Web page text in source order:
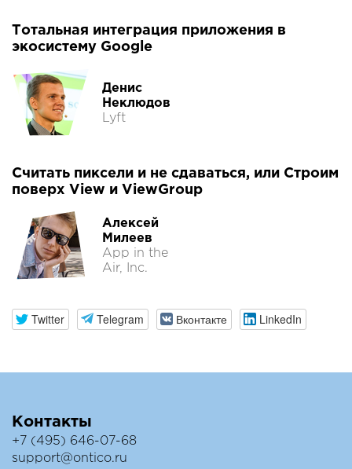
Тотальная интеграция приложения в
экосистему Google
Денис
Неклюдов
Lyft
Считать пиксели и не сдаваться, или Строим
поверх View и ViewGroup
Алексей
Милеев
App in the
Air, Inc.
Twitter Telegram Вконтакте LinkedIn
Контакты
+7 (495) 646-07-68
support@ontico.ru